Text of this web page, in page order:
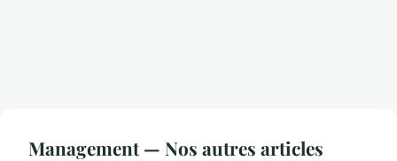
Management — Nos autres articles